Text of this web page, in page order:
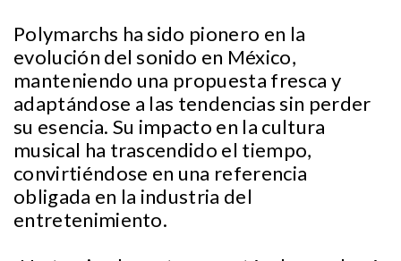
Polymarchs ha sido pionero en la
evolución del sonido en México,
manteniendo una propuesta fresca y
adaptándose a las tendencias sin perder
su esencia. Su impacto en la cultura
musical ha trascendido el tiempo,
convirtiéndose en una referencia
obligada en la industria del
entretenimiento.